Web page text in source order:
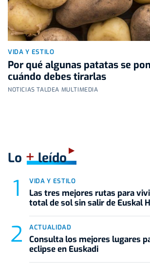
VIDA Y ESTILO
Por qué algunas patatas se
cuándo debes tirarlas
NOTICIAS TALDEA MULTIMEDIA
Lo +leído
VIDA Y ESTILO
Las tres mejores rutas para
total de sol sin salir de Euskal
ACTUALIDAD
Consulta los mejores lugares
eclipse en Euskadi